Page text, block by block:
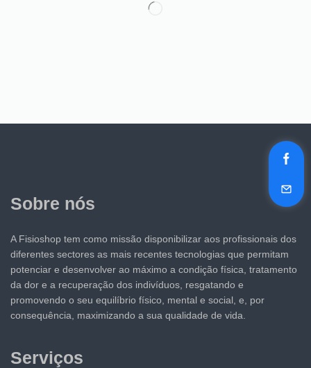
Sobre nós
A Fisioshop tem como missão disponibilizar aos profissionais dos
diferentes sectores as mais recentes tecnologias que permitam
potenciar e desenvolver ao máximo a condição física, tratamento
da dor e a recuperação dos indivíduos, resgatando e
promovendo o seu equilíbrio físico, mental e social, e, por
consequência, maximizando a sua qualidade de vida.
Serviços